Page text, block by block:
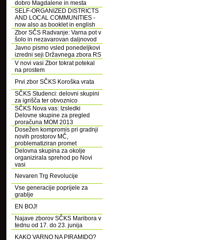
dobro Magdalene in mesta
SELF-ORGANIZED DISTRICTS
AND LOCAL COMMUNITIES -
now also as booklet in english
Zbor SČS Radvanje: Varna pot v
šolo in nezavarovan daljnovod
Javno pismo vsled ponedeljkovi
izredni seji Državnega zbora RS
V novi vasi Zbor tokrat potekal
na prostem
Prvi zbor SČKS Koroška vrata
SČKS Studenci: delovni skupini
za igrišča ter obvoznico
SČKS Nova vas: Izsledki
Delovne skupine za pregled
proračuna MOM 2013
Dosežen kompromis pri gradnji
novih prostorov MČ,
problematiziran promet
Delovna skupina za okolje
organizirala sprehod po Novi
vasi
Nevaren Trg Revolucije
Vse generacije poprijele za
grablje
EN BOJ!
Najave zborov SČKS Maribora v
tednu od 17. do 23. junija
KAKO VARNO NA PIRAMIDO?